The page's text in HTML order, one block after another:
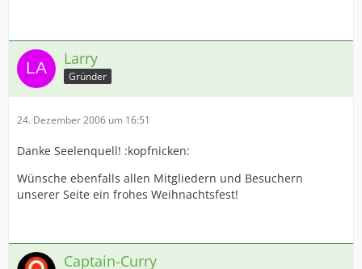
Larry
Gründer
24. Dezember 2006 um 16:51
Danke Seelenquell! :kopfnicken:
Wünsche ebenfalls allen Mitgliedern und Besuchern
unserer Seite ein frohes Weihnachtsfest!
Captain-Curry